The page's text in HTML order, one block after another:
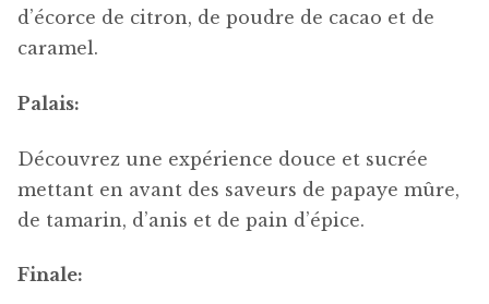
d’écorce de citron, de poudre de cacao et de
caramel.
Palais:
Découvrez une expérience douce et sucrée
mettant en avant des saveurs de papaye mûre,
de tamarin, d’anis et de pain d’épice.
Finale: